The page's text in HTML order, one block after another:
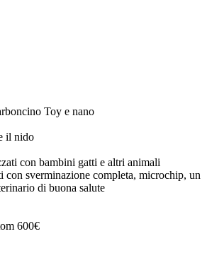
Toy e nano
il nido
con bambini gatti e altri animali
con sverminazione completa, microchip, un
di buona salute
600€